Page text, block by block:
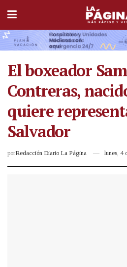
El boxeador
Contreras,
quiere
Salvador
porRedacción Diario La Página lunes, 4